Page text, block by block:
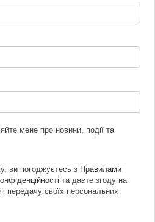
мене про новини, події та
ви погоджуєтесь з Правилами
та даєте згоду на
передачу своїх персональних